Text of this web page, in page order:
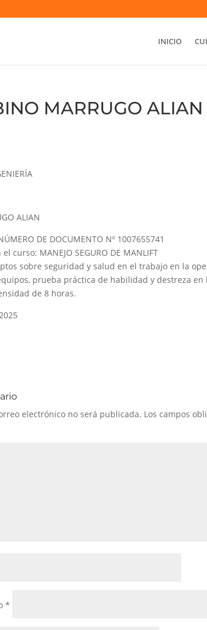
INICIO
MARRUGO ALIAN
ALIAN
DE DOCUMENTO Nº 1007655741
curso: MANEJO SEGURO DE MANLIFT
sobre seguridad y salud en el trabajo en la
prueba práctica de habilidad y destreza
de 8 horas.
electrónico no será publicada. Los campos
*